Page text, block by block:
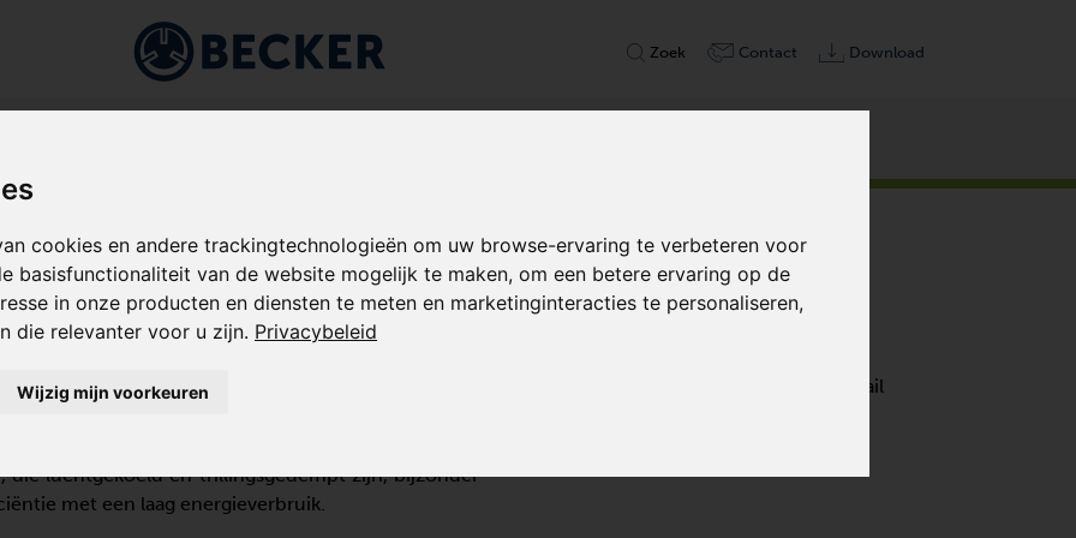
cookies en andere trackingtechnologieën om uw browse-ervaring te verbeteren voor
basisfunctionaliteit van de website mogelijk te maken, om een betere ervaring op de
in onze producten en diensten te meten en marketinginteracties te personaliseren,
die relevanter voor u zijn. Privacybeleid
Wijzig mijn voorkeuren
Zoek Contact Download
met een laag profiel, ontworpen voor
levert 100% olievrije compressie. Het contactloze
die luchtgekoeld en trillingsgedempt zijn, bijzonder
met een laag energieverbruik.